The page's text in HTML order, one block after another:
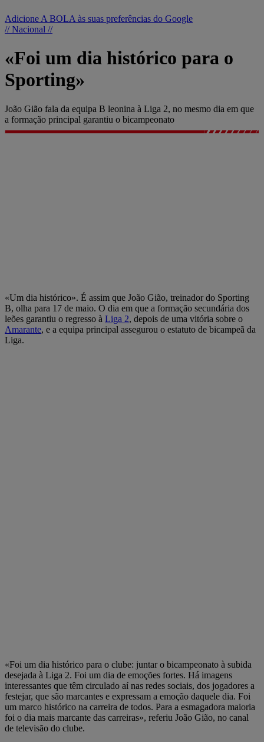
Adicione A BOLA às suas preferências do Google
// Nacional //
«Foi um dia histórico para o
Sporting»
João Gião fala da equipa B leonina à Liga 2, no mesmo dia em que
a formação principal garantiu o bicampeonato
«Um dia histórico». É assim que João Gião, treinador do Sporting
B, olha para 17 de maio. O dia em que a formação secundária dos
leões garantiu o regresso à Liga 2, depois de uma vitória sobre o
Amarante, e a equipa principal assegurou o estatuto de bicampeã da
Liga.
«Foi um dia histórico para o clube: juntar o bicampeonato à subida
desejada à Liga 2. Foi um dia de emoções fortes. Há imagens
interessantes que têm circulado aí nas redes sociais, dos jogadores a
festejar, que são marcantes e expressam a emoção daquele dia. Foi
um marco histórico na carreira de todos. Para a esmagadora maioria
foi o dia mais marcante das carreiras», referiu João Gião, no canal
de televisão do clube.